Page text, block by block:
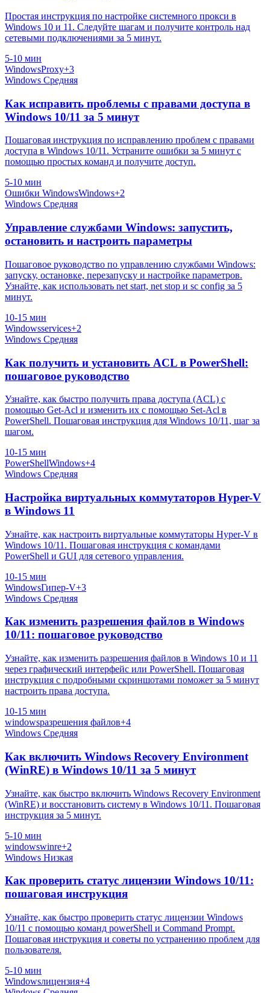
Простая инструкция по настройке системного прокси в
Windows 10 и 11. Следуйте шагам и получите контроль над
сетевыми подключениями за 5 минут.
5-10 мин
WindowsProxy+3
Windows Средняя
Как исправить проблемы с правами доступа в
Windows 10/11 за 5 минут
Пошаговая инструкция по исправлению проблем с правами
доступа в Windows 10/11. Устраните ошибки за 5 минут с
помощью простых команд и получите доступ.
5-10 мин
Ошибки WindowsWindows+2
Windows Средняя
Управление службами Windows: запустить,
остановить и настроить параметры
Пошаговое руководство по управлению службами Windows:
запуску, остановке, перезапуску и настройке параметров.
Узнайте, как использовать net start, net stop и sc config за 5
минут.
10-15 мин
Windowsservices+2
Windows Средняя
Как получить и установить ACL в PowerShell:
пошаговое руководство
Узнайте, как быстро получить права доступа (ACL) с
помощью Get-Acl и изменить их с помощью Set-Acl в
PowerShell. Пошаговая инструкция для Windows 10/11, шаг за
шагом.
10-15 мин
PowerShellWindows+4
Windows Средняя
Настройка виртуальных коммутаторов Hyper-V
в Windows 11
Узнайте, как настроить виртуальные коммутаторы Hyper-V в
Windows 10/11. Пошаговая инструкция с командами
PowerShell и GUI для сетевого управления.
10-15 мин
WindowsГипер-V+3
Windows Средняя
Как изменить разрешения файлов в Windows
10/11: пошаговое руководство
Узнайте, как изменить разрешения файлов в Windows 10 и 11
через графический интерфейс или PowerShell. Пошаговая
инструкция с подробными скриншотами поможет за 5 минут
настроить права доступа.
10-15 мин
windowsразрешения файлов+4
Windows Средняя
Как включить Windows Recovery Environment
(WinRE) в Windows 10/11 за 5 минут
Узнайте, как быстро включить Windows Recovery Environment
(WinRE) и восстановить систему в Windows 10/11. Пошаговая
инструкция за 5 минут.
5-10 мин
windowswinre+2
Windows Низкая
Как проверить статус лицензии Windows 10/11:
пошаговая инструкция
Узнайте, как быстро проверить статус лицензии Windows
10/11 с помощью команд powerShell и Command Prompt.
Пошаговая инструкция и советы по устранению проблем для
пользователя.
5-10 мин
Windowsлицензия+4